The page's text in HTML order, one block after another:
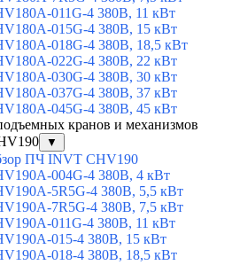
011G-4 380В, 11 кВт
015G-4 380В, 15 кВт
018G-4 380В, 18,5 кВт
022G-4 380В, 22 кВт
030G-4 380В, 30 кВт
037G-4 380В, 37 кВт
045G-4 380В, 45 кВт
кранов и механизмов
▼
ПЧ INVT CHV190
004G-4 380В, 4 кВт
5R5G-4 380В, 5,5 кВт
7R5G-4 380В, 7,5 кВт
011G-4 380В, 11 кВт
015-4 380В, 15 кВт
018-4 380В, 18,5 кВт